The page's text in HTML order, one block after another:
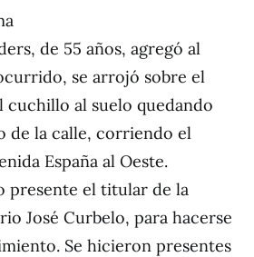
de 55 años, agregó al
se arrojó sobre el
cuchillo al suelo quedando
de la calle, corriendo el
España al Oeste.
presente el titular de la
José Curbelo, para hacerse
Se hicieron presentes